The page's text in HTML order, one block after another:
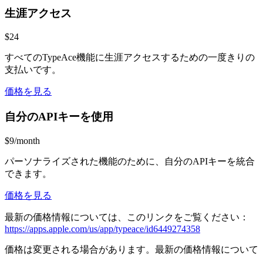
生涯アクセス
$24
すべてのTypeAce機能に生涯アクセスするための一度きりの
支払いです。
価格を見る
自分のAPIキーを使用
$9/month
パーソナライズされた機能のために、自分のAPIキーを統合
できます。
価格を見る
最新の価格情報については、このリンクをご覧ください：
https://apps.apple.com/us/app/typeace/id6449274358
価格は変更される場合があります。最新の価格情報について